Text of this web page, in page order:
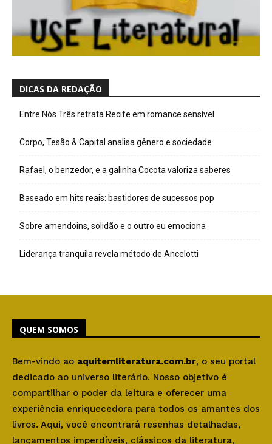
DICAS DA REDAÇÃO
Entre Nós Três retrata Recife em romance sensível
Corpo, Tesão & Capital analisa gênero e sociedade
Rafael, o benzedor, e a galinha Cocota valoriza saberes
Baseado em hits reais: bastidores de sucessos pop
Sobre amendoins, solidão e o outro eu emociona
Liderança tranquila revela método de Ancelotti
QUEM SOMOS
Bem-vindo ao aquitemliteratura.com.br, o seu portal
dedicado ao universo literário. Nosso objetivo é
compartilhar o poder da leitura e oferecer uma
experiência enriquecedora para todos os amantes dos
livros. Aqui, você encontrará resenhas detalhadas,
lançamentos imperdíveis, clássicos da literatura,